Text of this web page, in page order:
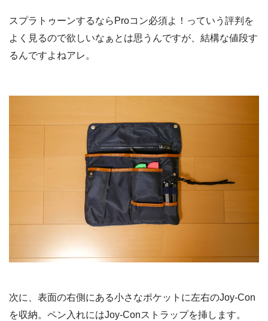
スプラトゥーンするならProコン必須よ！っていう評判を
よく見るので欲しいなぁとは思うんですが、結構な値段す
るんですよねアレ。
次に、表面の右側にある小さなポケットに左右のJoy-Con
を収納。ペン入れにはJoy-Conストラップを挿します。